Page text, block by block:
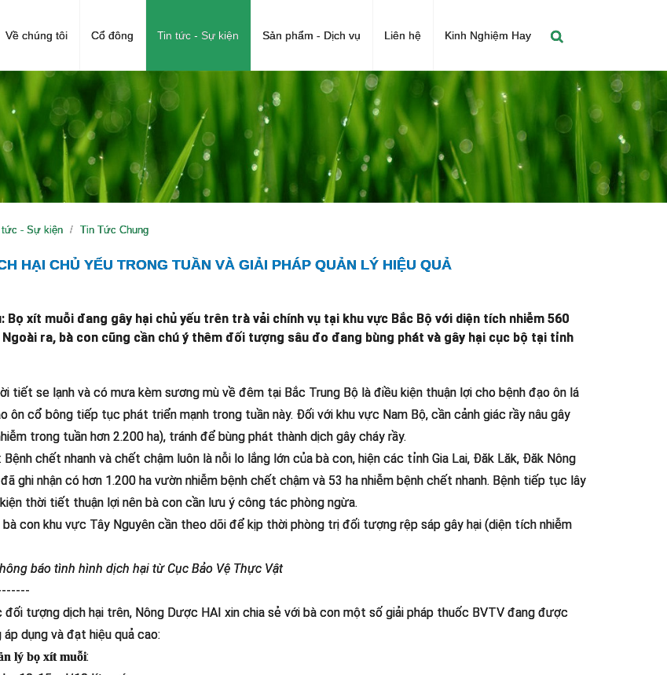
Về chúng tôi Cổ đông Tin tức - Sự kiện Sản phẩm - Dịch vụ Liên hệ Kinh Nghiệm Hay
tức - Sự kiện Tin Tức Chung
HẠI CHỦ YẾU TRONG TUẦN VÀ GIẢI PHÁP QUẢN LÝ HIỆU QUẢ
Bọ xít muỗi đang gây hại chủ yếu trên trà vải chính vụ tại khu vực Bắc Bộ với diện tích nhiễm 560
Ngoài ra, bà con cũng cần chú ý thêm đối tượng sâu đo đang bùng phát và gây hại cục bộ tại tỉnh
tiết se lạnh và có mưa kèm sương mù về đêm tại Bắc Trung Bộ là điều kiện thuận lợi cho bệnh đạo ôn lá
ôn cổ bông tiếp tục phát triển mạnh trong tuần này. Đối với khu vực Nam Bộ, cần cảnh giác rầy nâu gây
trong tuần hơn 2.200 ha), tránh để bùng phát thành dịch gây cháy rầy.
Bệnh chết nhanh và chết chậm luôn là nỗi lo lắng lớn của bà con, hiện các tỉnh Gia Lai, Đăk Lăk, Đăk Nông
ghi nhận có hơn 1.200 ha vườn nhiễm bệnh chết chậm và 53 ha nhiễm bệnh chết nhanh. Bệnh tiếp tục lây
thời tiết thuận lợi nên bà con cần lưu ý công tác phòng ngừa.
bà con khu vực Tây Nguyên cần theo dõi để kịp thời phòng trị đối tượng rệp sáp gây hại (diện tích nhiễm
báo tình hình dịch hại từ Cục Bảo Vệ Thực Vật
đối tượng dịch hại trên, Nông Dược HAI xin chia sẻ với bà con một số giải pháp thuốc BVTV đang được
áp dụng và đạt hiệu quả cao:
lý bọ xít muỗi: